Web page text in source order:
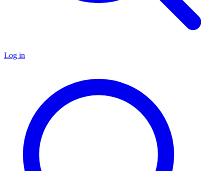
Log in